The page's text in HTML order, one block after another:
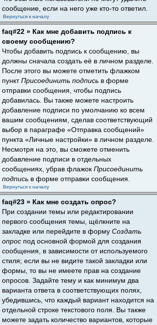
сообщение, если на него уже кто-то ответил.
Вернуться к началу
faq#22 » Как мне добавить подпись к
своему сообщению?
Чтобы добавить подпись к сообщению, вы
должны сначала создать её в личном разделе.
После этого вы можете отметить флажком
пунктПрисоединить подпись в форме
отправки сообщения, чтобы подпись
добавилась. Вы также можете настроить
добавление подписи по умолчанию ко всем
вашим сообщениям, сделав соответствующий
выбор в параграфе «Отправка сообщений»
пункта «Личные настройки» в личном разделе.
Несмотря на это, вы сможете отменить
добавление подписи в отдельных
сообщениях, убрав флажок Присоединить
подпись в форме отправки сообщения.
Вернуться к началу
faq#23 » Как мне создать опрос?
При создании темы или редактировании
первого сообщения темы, щёлкните на
закладке или перейдите в форму Создать
опрос под основной формой для создания
сообщения, в зависимости от используемого
стиля; если вы не видите такой закладки или
формы, то вы не имеете прав на создание
опросов. Задайте тему и как минимум два
варианта ответа в соответствующих полях,
убедившись, что каждый вариант находится на
отдельной строке текстового поля. Вы также
можете задать количество вариантов, которые